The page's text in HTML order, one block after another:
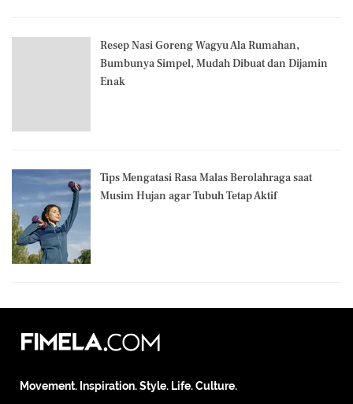
Resep Nasi Goreng Wagyu Ala Rumahan,
Bumbunya Simpel, Mudah Dibuat dan Dijamin
Enak
Tips Mengatasi Rasa Malas Berolahraga saat
Musim Hujan agar Tubuh Tetap Aktif
Movement. Inspiration. Style. Life. Culture.